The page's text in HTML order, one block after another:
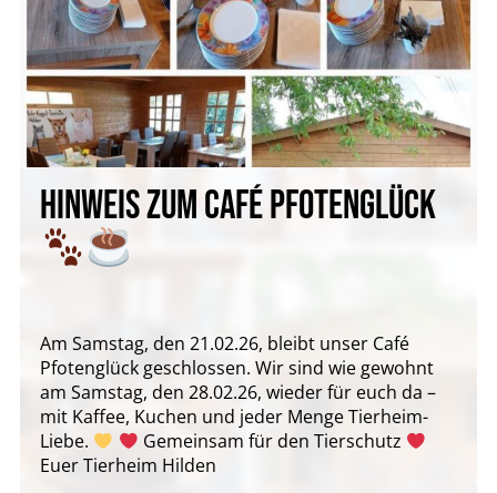
HINWEIS ZUM CAFÉ PFOTENGLÜCK
Am Samstag, den 21.02.26, bleibt unser Café
Pfotenglück geschlossen. Wir sind wie gewohnt
am Samstag, den 28.02.26, wieder für euch da –
mit Kaffee, Kuchen und jeder Menge Tierheim-
Liebe.
Gemeinsam für den Tierschutz
Euer Tierheim Hilden